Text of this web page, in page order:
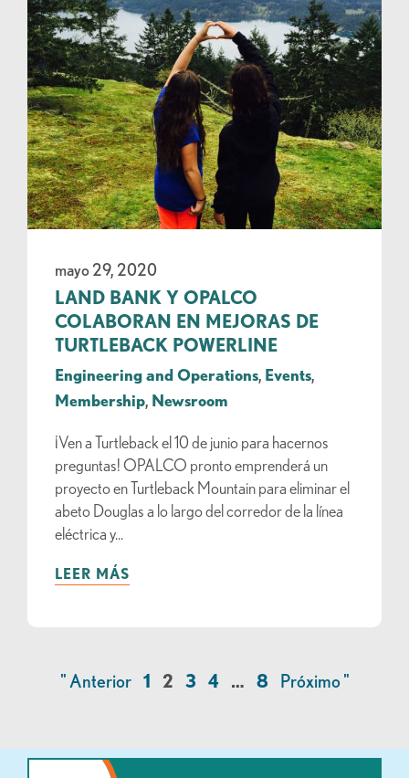
mayo 29, 2020
LAND BANK Y OPALCO
COLABORAN EN MEJORAS DE
TURTLEBACK POWERLINE
Engineering and Operations Events
Membership Newsroom
¡Ven a Turtleback el 10 de junio para hacernos
preguntas! OPALCO pronto emprenderá un
proyecto en Turtleback Mountain para eliminar el
abeto Douglas a lo largo del corredor de la línea
eléctrica y...
LEER MÁS
" Anterior 1 2 3 4 … 8 Próximo "